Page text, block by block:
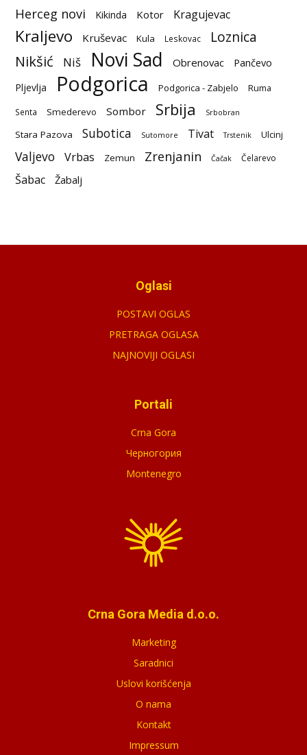
Herceg novi Kikinda Kotor Kragujevac
Kraljevo Kruševac Kula Leskovac Loznica
Nikšić Niš Novi Sad Obrenovac Pančevo
Pljevlja Podgorica Podgorica - Zabjelo Ruma
Senta Smederevo Sombor Srbija Srbobran
Stara Pazova Subotica Sutomore Tivat Trstenik Ulcinj
Valjevo Vrbas Zemun Zrenjanin Čačak Čelarevo
Šabac Žabalj
Oglasi
POSTAVI OGLAS
PRETRAGA OGLASA
NAJNOVIJI OGLASI
Portali
Crna Gora
Черногория
Montenegro
Crna Gora Media d.o.o.
Marketing
Saradnici
Uslovi korišćenja
O nama
Kontakt
Impressum